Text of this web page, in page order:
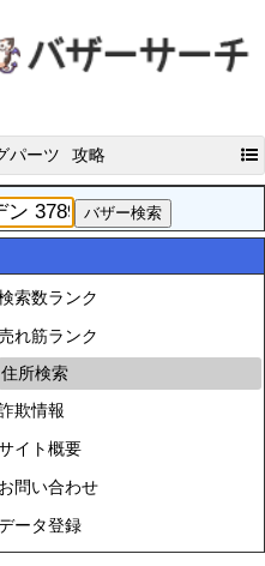
パーツ 攻略
索数ランク
れ筋ランク
住所検索
欺情報
イト概要
お問い合わせ
ータ登録